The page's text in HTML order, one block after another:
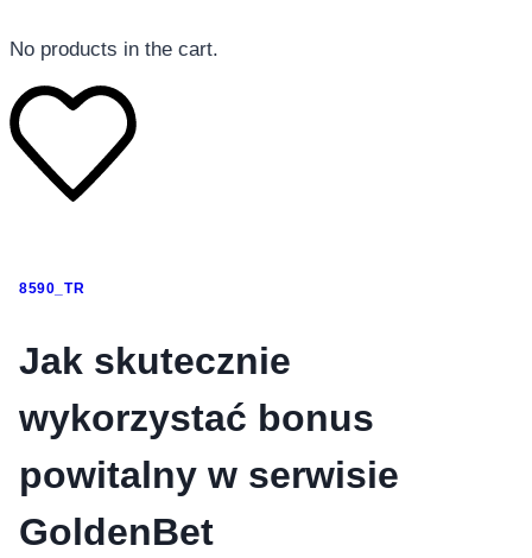
โทรศัพท์มือถือ
อุปกรณ์เสริมโทรศัพท์
สินค้าตามแบรนด์
No products in the cart.
8590_TR
Jak skutecznie
wykorzystać bonus
powitalny w serwisie
GoldenBet